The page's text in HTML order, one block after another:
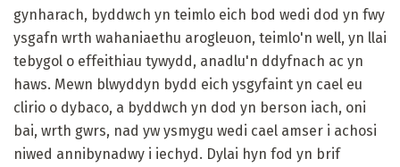
gynharach, byddwch yn teimlo eich bod wedi dod yn fwy
ysgafn wrth wahaniaethu arogleuon, teimlo'n well, yn llai
tebygol o effeithiau tywydd, anadlu'n ddyfnach ac yn
haws. Mewn blwyddyn bydd eich ysgyfaint yn cael eu
clirio o dybaco, a byddwch yn dod yn berson iach, oni
bai, wrth gwrs, nad yw ysmygu wedi cael amser i achosi
niwed annibynadwy i iechyd. Dylai hyn fod yn brif